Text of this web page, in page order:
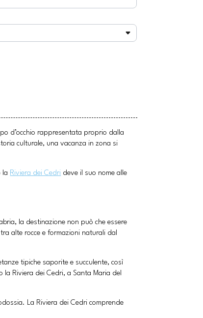
d’occhio rappresentata proprio dalla
culturale, una vacanza in zona si
la Riviera dei Cedri deve il suo nome alle
la destinazione non può che essere
alte rocce e formazioni naturali dal
tipiche saporite e succulente, così
Riviera dei Cedri, a Santa Maria del
La Riviera dei Cedri comprende